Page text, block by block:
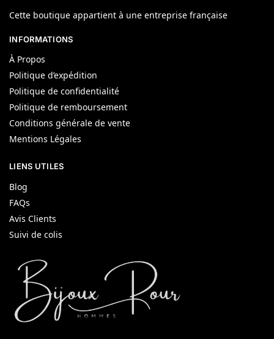
Cette boutique appartient à une entreprise française
INFORMATIONS
À Propos
Politique d’expédition
Politique de confidentialité
Politique de remboursement
Conditions générale de vente
Mentions Légales
LIENS UTILES
Blog
FAQs
Avis Clients
Suivi de colis